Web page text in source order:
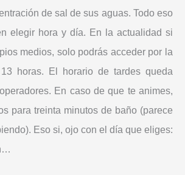
de sal de sus aguas. Todo eso
elegir hora y día. En la actualidad si
medios, solo podrás acceder por la
horas. El horario de tardes queda
En caso de que te animes,
para treinta minutos de baño (parece
Eso si, ojo con el día que eliges: